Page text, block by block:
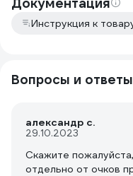
Инструкция к
Вопросы и
александр с.
29.10.2023
Скажите
отдельно от очков